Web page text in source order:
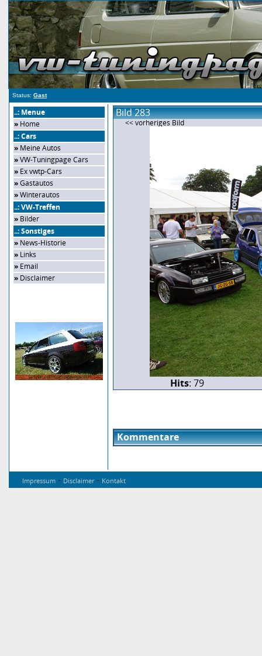
Status: Gast
..: Menue
» Home
..: Cars
» Meine Autos
»VW-Tuningpage Cars
» Ex vwtp-Cars
»Gastautos
»Winterautos
..: VW-Treffen
» Bilder
..: Sonstiges
» News-Historie
» Links
» Email
» Disclaimer
Bild 283
<< vorheriges Bild
Hits: 79
Kommentare
Impressum - Disclaimer- Kontakt